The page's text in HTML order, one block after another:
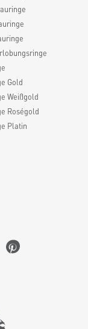
Gold
Weißgold
Roségold
Platin